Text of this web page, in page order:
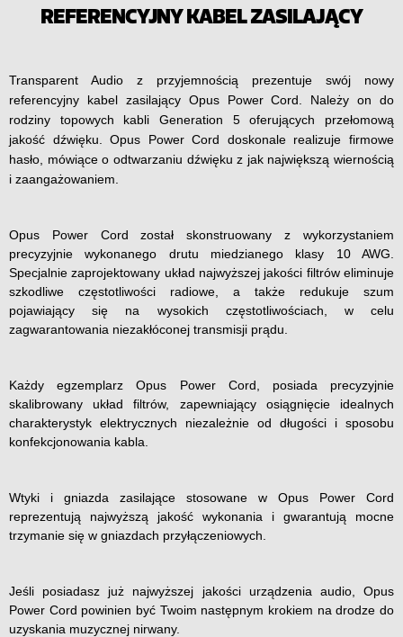
REFERENCYJNY KABEL ZASILAJĄCY
Transparent Audio z przyjemnością prezentuje swój nowy
referencyjny kabel zasilający Opus Power Cord. Należy on do
rodziny topowych kabli Generation 5 oferujących przełomową
jakość dźwięku. Opus Power Cord doskonale realizuje firmowe
hasło, mówiące o odtwarzaniu dźwięku z jak największą wiernością
i zaangażowaniem.
Opus Power Cord został skonstruowany z wykorzystaniem
precyzyjnie wykonanego drutu miedzianego klasy 10 AWG.
Specjalnie zaprojektowany układ najwyższej jakości filtrów eliminuje
szkodliwe częstotliwości radiowe, a także redukuje szum
pojawiający się na wysokich częstotliwościach, w celu
zagwarantowania niezakłóconej transmisji prądu.
Każdy egzemplarz Opus Power Cord, posiada precyzyjnie
skalibrowany układ filtrów, zapewniający osiągnięcie idealnych
charakterystyk elektrycznych niezależnie od długości i sposobu
konfekcjonowania kabla.
Wtyki i gniazda zasilające stosowane w Opus Power Cord
reprezentują najwyższą jakość wykonania i gwarantują mocne
trzymanie się w gniazdach przyłączeniowych.
Jeśli posiadasz już najwyższej jakości urządzenia audio, Opus
Power Cord powinien być Twoim następnym krokiem na drodze do
uzyskania muzycznej nirwany.